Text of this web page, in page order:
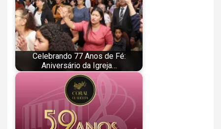
Celebrando 77 Anos de Fé:
Aniversário da Igreja…